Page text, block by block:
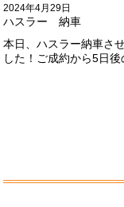
2024年4月29日
ハスラー 納車
本日、ハスラー納車さ
した！ご成約から5日後